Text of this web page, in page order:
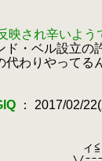
映され辛いよ
ド・ベル設立の
代わりやってる
： 2017/02/
ﾆﾆﾆ